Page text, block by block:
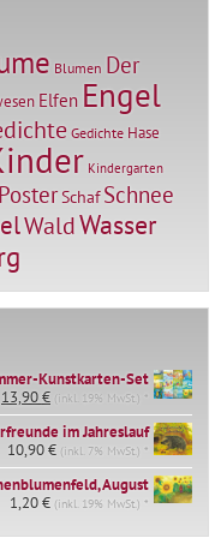
Blumen Der
Elfen Engel
Gedichte Hase
Kindergarten
PosterSchaf Schnee
WaldWasser
Kunstkarten-Set
Ursprünglicher
Preis
war:
14,40 €
13,90€Aktueller
Preis
ist:
13,90 €.
(inkl. 19% MwSt.) *
im Jahreslauf
10,90€ (inkl. 7% MwSt.) *
August
1,20€ (inkl. 19% MwSt.) *